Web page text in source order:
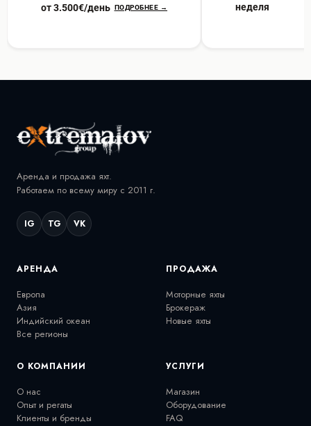
от 3.500€/день ПОДРОБНЕЕ →
неделя
Аренда и продажа яхт.
Работаем по всему миру с 2011 г.
IG TG VK
АРЕНДА
Европа
Азия
Индийский океан
Все регионы
ПРОДАЖА
Моторные яхты
Брокераж
Новые яхты
О КОМПАНИИ
О нас
Опыт и регаты
Клиенты и бренды
УСЛУГИ
Магазин
Оборудование
FAQ